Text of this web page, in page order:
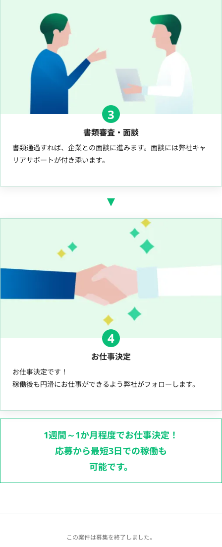
3
書類審査・面談
書類通過すれば、企業との面談に進みます。面談には弊社キャ
リアサポートが付き添います。
4
お仕事決定
お仕事決定です！
稼働後も円滑にお仕事ができるよう弊社がフォローします。
1週間～1か月程度でお仕事決定！
応募から最短3日での稼働も
可能です。
この案件は募集を終了しました。